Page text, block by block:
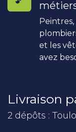
et les
avez
Livraison
2 dépôts :